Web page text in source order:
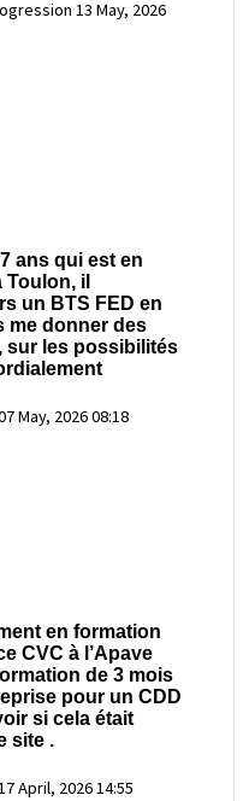
13 May, 2026
ans qui est en
Toulon, il
un BTS FED en
me donner des
sur les possibilités
May, 2026 08:18
en formation
CVC à l’Apave
de 3 mois
pour un CDD
si cela était
site .
April, 2026 14:55